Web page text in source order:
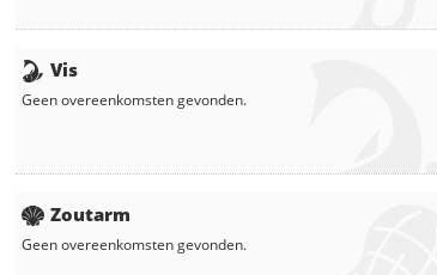
Vis
Geen overeenkomsten gevonden.
Zoutarm
Geen overeenkomsten gevonden.